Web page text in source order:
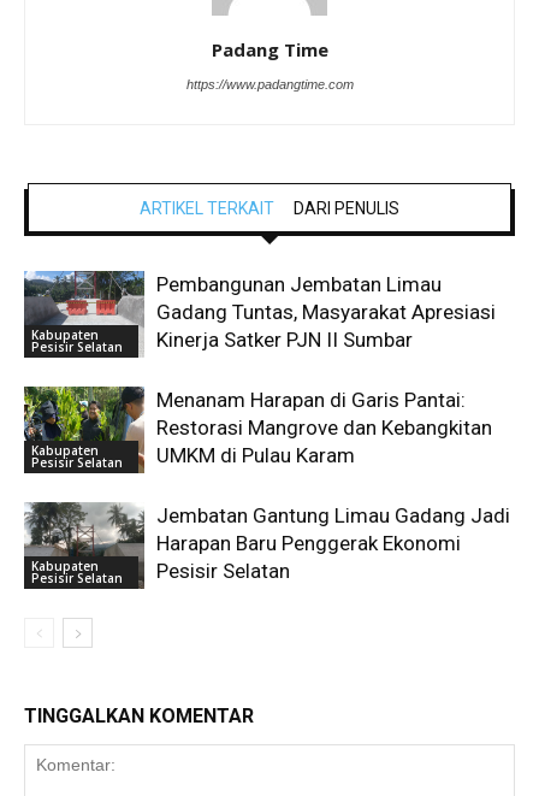
Padang Time
https://www.padangtime.com
ARTIKEL TERKAIT DARI PENULIS
Kabupaten
Pesisir Selatan
Pembangunan Jembatan Limau
Gadang Tuntas, Masyarakat Apresiasi
Kinerja Satker PJN II Sumbar
Kabupaten
Pesisir Selatan
Menanam Harapan di Garis Pantai:
Restorasi Mangrove dan Kebangkitan
UMKM di Pulau Karam
Kabupaten
Pesisir Selatan
Jembatan Gantung Limau Gadang Jadi
Harapan Baru Penggerak Ekonomi
Pesisir Selatan
TINGGALKAN KOMENTAR